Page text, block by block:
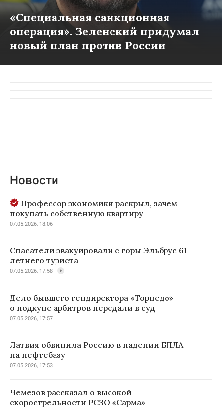
«Специальная санкционная
операция». Зеленский придумал
новый план против России
Новости
Профессор экономики раскрыл, зачем
покупать собственную квартиру
07.05.2026, 18:06
Спасатели эвакуировали с горы Эльбрус 61-
летнего туриста
07.05.2026, 17:58
Дело бывшего гендиректора «Торпедо»
о подкупе арбитров передали в суд
07.05.2026, 17:57
Латвия обвинила Россию в падении БПЛА
на нефтебазу
07.05.2026, 17:53
Чемезов рассказал о высокой
скорострельности РСЗО «Сарма»